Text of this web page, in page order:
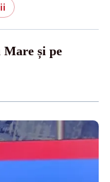
Mare și pe